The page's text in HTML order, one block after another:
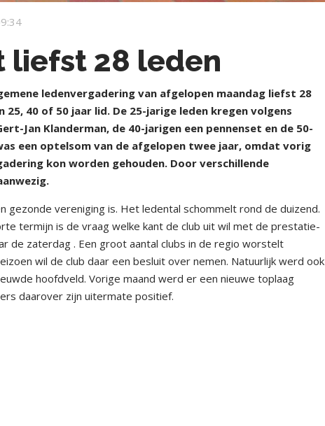
liefst 28 leden
ledenvergadering van afgelopen maandag liefst 28
40 of 50 jaar lid. De 25-jarige leden kregen volgens
Jan Klanderman, de 40-jarigen een pennenset en de 50-
een optelsom van de afgelopen twee jaar, omdat vorig
kon worden gehouden. Door verschillende
gezonde vereniging is. Het ledental schommelt rond de duizend.
termijn is de vraag welke kant de club uit wil met de prestatie-
de zaterdag . Een groot aantal clubs in de regio worstelt
wil de club daar een besluit over nemen. Natuurlijk werd ook
hoofdveld. Vorige maand werd er een nieuwe toplaag
daarover zijn uitermate positief.